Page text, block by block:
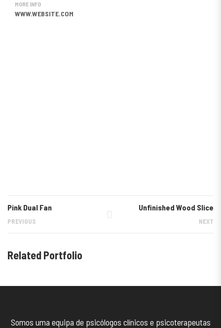
MORE INFO
WWW.WEBSITE.COM
Pink Dual Fan
PREVIOUS
Unfinished Wood Slice
NEXT
Related Portfolio
Somos uma equipa de psicólogos clínicos e psicoterapeutas